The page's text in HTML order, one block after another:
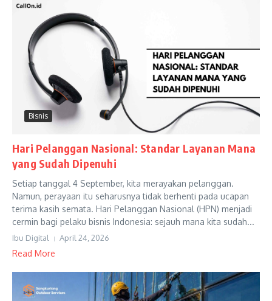
Bisnis
Hari Pelanggan Nasional: Standar Layanan Mana
yang Sudah Dipenuhi
Setiap tanggal 4 September, kita merayakan pelanggan.
Namun, perayaan itu seharusnya tidak berhenti pada ucapan
terima kasih semata. Hari Pelanggan Nasional (HPN) menjadi
cermin bagi pelaku bisnis Indonesia: sejauh mana kita sudah...
Ibu Digital April 24, 2026
Read More